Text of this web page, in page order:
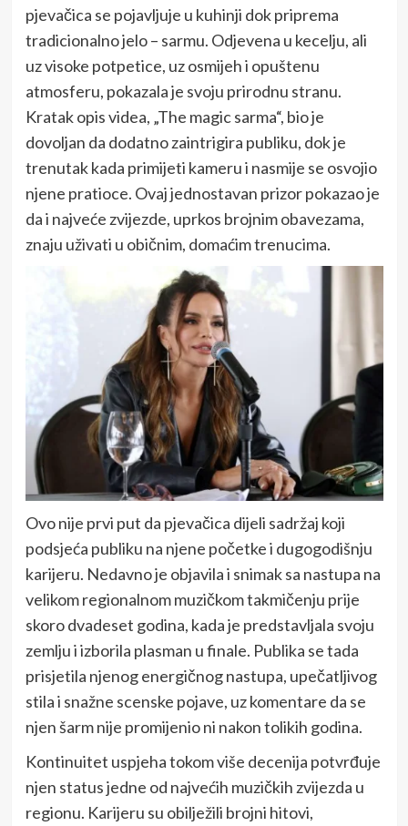
pjevačica se pojavljuje u kuhinji dok priprema
tradicionalno jelo – sarmu. Odjevena u kecelju, ali
uz visoke potpetice, uz osmijeh i opuštenu
atmosferu, pokazala je svoju prirodnu stranu.
Kratak opis videa, „The magic sarma“, bio je
dovoljan da dodatno zaintrigira publiku, dok je
trenutak kada primijeti kameru i nasmije se osvojio
njene pratioce. Ovaj jednostavan prizor pokazao je
da i najveće zvijezde, uprkos brojnim obavezama,
znaju uživati u običnim, domaćim trenucima.
Ovo nije prvi put da pjevačica dijeli sadržaj koji
podsjeća publiku na njene početke i dugogodišnju
karijeru. Nedavno je objavila i snimak sa nastupa na
velikom regionalnom muzičkom takmičenju prije
skoro dvadeset godina, kada je predstavljala svoju
zemlju i izborila plasman u finale. Publika se tada
prisjetila njenog energičnog nastupa, upečatljivog
stila i snažne scenske pojave, uz komentare da se
njen šarm nije promijenio ni nakon tolikih godina.
Kontinuitet uspjeha tokom više decenija potvrđuje
njen status jedne od najvećih muzičkih zvijezda u
regionu. Karijeru su obilježili brojni hitovi,